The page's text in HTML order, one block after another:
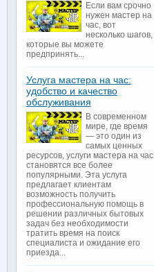
Если вам срочно
нужен мастер на
час, вот
несколько шагов,
которые вы можете
предпринять...
Услуга мастера на час:
удобство и качество
обслуживания
В современном
мире, где время
— это один из
самых ценных
ресурсов, услуги мастера на час
становятся все более
популярными. Эта услуга
предлагает клиентам
возможность получить
профессиональную помощь в
решении различных бытовых
задач без необходимости
тратить время на поиск
специалиста и ожидание его
приезда...